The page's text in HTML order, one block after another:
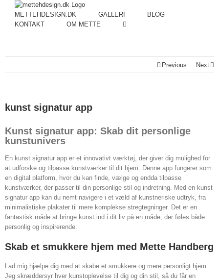
METTEHDESIGN.DK GALLERI
BLOG
KONTAKT
OM METTE
Previous Next
kunst signatur app
Kunst signatur app: Skab dit personlige
kunstunivers
En kunst signatur app er et innovativt værktøj, der giver dig mulighed for
at udforske og tilpasse kunstværker til dit hjem. Denne app fungerer som
en digital platform, hvor du kan finde, vælge og endda tilpasse
kunstværker, der passer til din personlige stil og indretning. Med en kunst
signatur app kan du nemt navigere i et væld af kunstneriske udtryk, fra
minimalistiske plakater til mere komplekse stregtegninger. Det er en
fantastisk måde at bringe kunst ind i dit liv på en måde, der føles både
personlig og inspirerende.
Skab et smukkere hjem med Mette Handberg
Lad mig hjælpe dig med at skabe et smukkere og mere personligt hjem.
Jeg skræddersyr hver kunstoplevelse til dig og din stil, så du får en